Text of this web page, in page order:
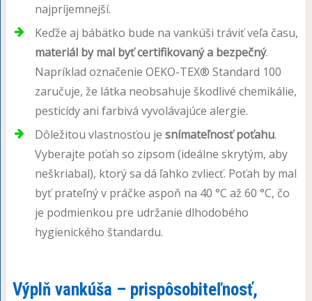
najpríjemnejší.
Keďže aj bábätko bude na vankúši tráviť veľa času,
materiál by mal byť certifikovaný a bezpečný.
Napríklad označenie OEKO-TEX® Standard 100
zaručuje, že látka neobsahuje škodlivé chemikálie,
pesticídy ani farbivá vyvolávajúce alergie.
Dôležitou vlastnosťou je snímateľnosť poťahu.
Vyberajte poťah so zipsom (ideálne skrytým, aby
neškriabal), ktorý sa dá ľahko zvliecť. Poťah by mal
byť prateľný v práčke aspoň na 40 °C až 60 °C, čo
je podmienkou pre udržanie dlhodobého
hygienického štandardu.
Výplň vankúša – prispôsobiteľnosť,